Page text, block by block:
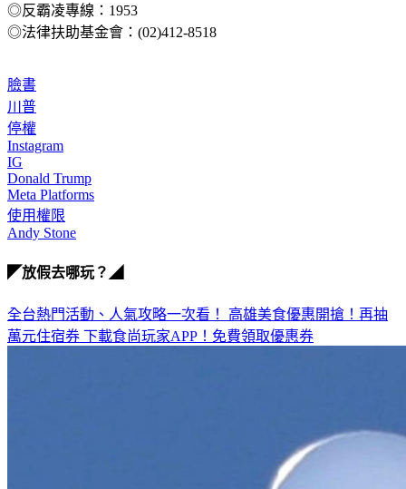
◎法律扶助基金會：(02)412-8518
川普
停權
Instagram
IG
Donald Trump
Meta Platforms
使用權限
Andy Stone
萬元住宿券下載食尚玩家APP！免費領取優惠券